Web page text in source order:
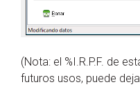
(Nota: el %I.R.P.F. de
futuros usos, puede